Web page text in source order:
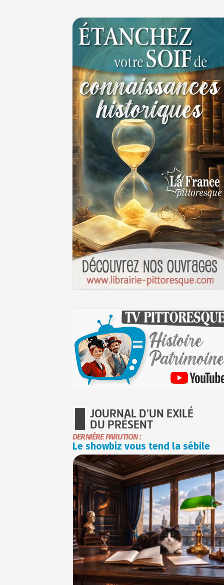
JOURNAL D'UN EXILÉ
DU PRÉSENT
DERNIÈRE PARUTION :
Le showbiz vous tend la sébile
Thérapeutique alcoolique au Moyen Âge